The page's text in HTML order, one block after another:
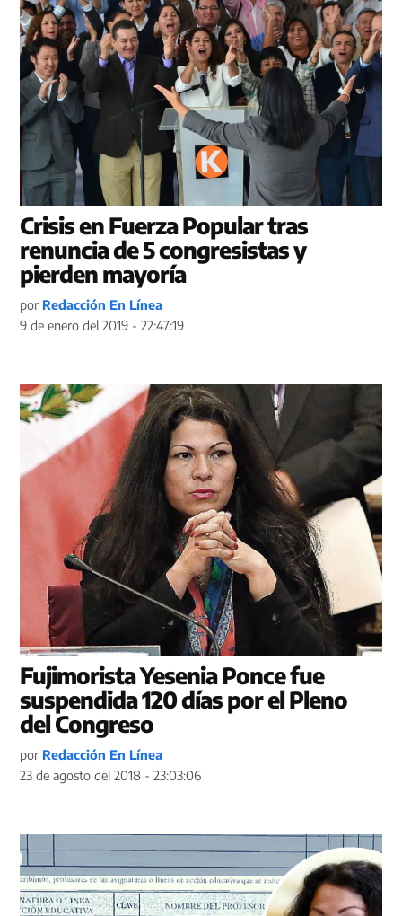
Crisis en Fuerza Popular tras
renuncia de 5 congresistas y
pierden mayoría
por Redacción En Línea
9 de enero del 2019 - 22:47:19
Fujimorista Yesenia Ponce fue
suspendida 120 días por el Pleno
del Congreso
por Redacción En Línea
23 de agosto del 2018 - 23:03:06